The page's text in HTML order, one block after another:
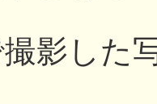
影した